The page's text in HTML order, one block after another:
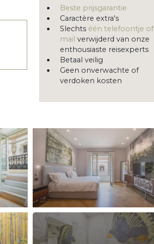
Beste prijsgarantie
Caractère extra's
Slechts één telefoontje of
mail verwijderd van onze
enthousiaste reisexperts
Betaal veilig
Geen onverwachte of
verdoken kosten